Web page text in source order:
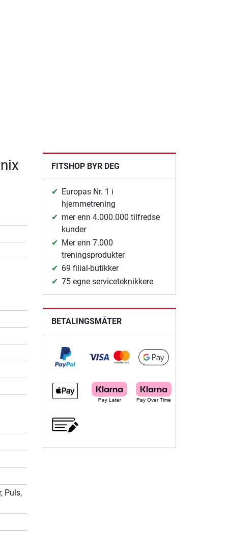
Puls,
FITSHOP BYR DEG
Europas Nr. 1 i
hjemmetrening
mer enn 4.000.000 tilfredse
kunder
Mer enn 7.000
treningsprodukter
69 filial-butikker
75 egne serviceteknikkere
BETALINGSMÅTER